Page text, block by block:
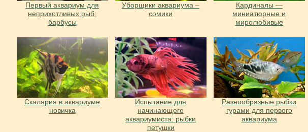
Первый аквариум для
неприхотливых рыб:
барбусы
Уборщики аквариума –
сомики
Кардиналы —
миниатюрные и
миролюбивые
Скалярия в аквариуме
новичка
Испытание для
начинающего
аквариумиста: рыбки
петушки
Разнообразные рыбки
гурами для первого
аквариума